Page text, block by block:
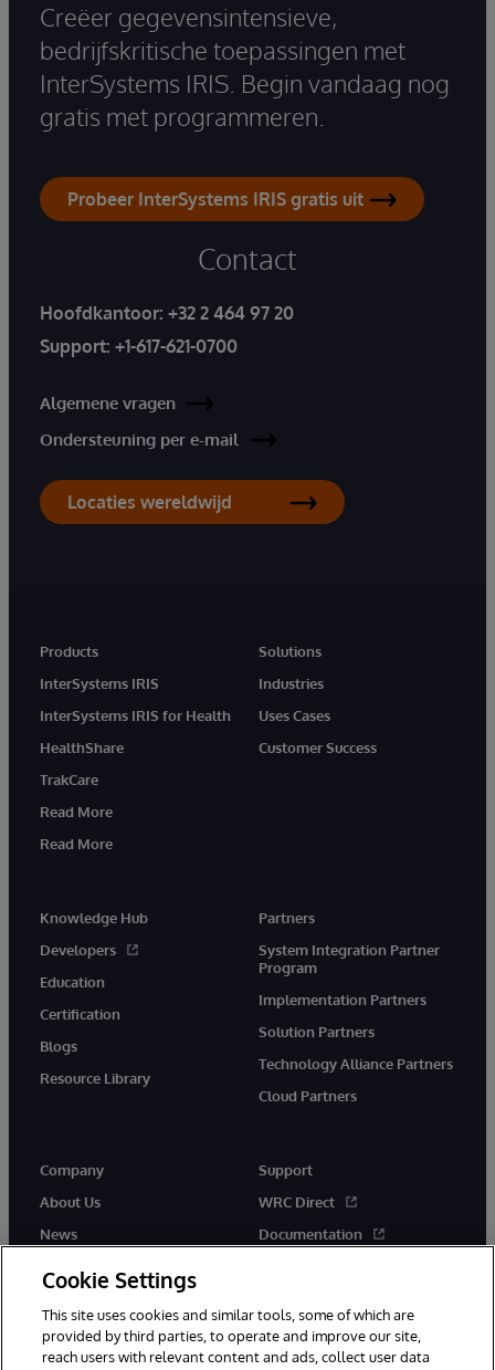
Creëer gegevensintensieve,
bedrijfskritische toepassingen met
InterSystems IRIS. Begin vandaag nog
gratis met programmeren.
Probeer InterSystems IRIS gratis uit
Contact
Hoofdkantoor: +32 2 464 97 20
Support: +1-617-621-0700
Algemene vragen
Ondersteuning per e-mail
Locaties wereldwijd
Products
InterSystems IRIS
InterSystems IRIS for Health
HealthShare
TrakCare
Read More
Read More
Solutions
Industries
Uses Cases
Customer Success
Knowledge Hub
Developers
Education
Certification
Blogs
Resource Library
Partners
System Integration Partner
Program
Implementation Partners
Solution Partners
Technology Alliance Partners
Cloud Partners
Company
About Us
News
Support
WRC Direct
Documentation
Cookie Settings
This site uses cookies and similar tools, some of which are
provided by third parties, to operate and improve our site,
reach users with relevant content and ads, collect user data